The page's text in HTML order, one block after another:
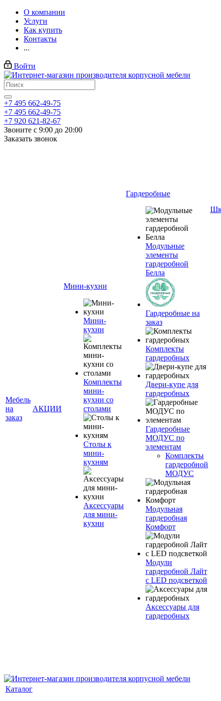
О компании
Услуги
Как купить
Контакты
...
Войти
+7 495 662-49-75
+7 495 662-49-75
+7 920 621-82-67
Звоните с 9:00 до 20:00
Заказать звонок
Мебель
на
заказ
АКЦИИ
Мини-кухни
Мини-
кухни
Комплекты
мини-
кухни со
столами
Столы к
мини-
кухням
Аксессуары
для мини-
кухни
Гардеробные
Модульные
элементы
гардеробной
Белла
Гардеробные на
заказ
Комплекты
гардеробных
Двери-купе для
гардеробных
Гардеробные
МОДУС по
элементам
Комплекты
гардеробной
МОДУС
Модульная
гардеробная
Комфорт
Модули
гардеробной Лайт
с LED подсветкой
Аксессуары для
гардеробных
Каталог